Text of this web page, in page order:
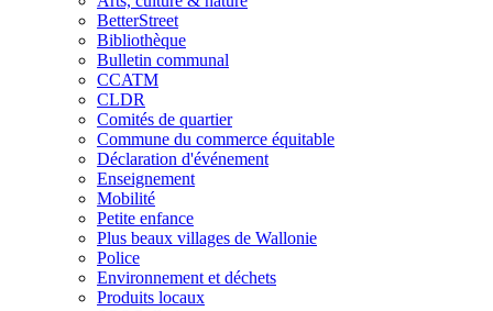
BetterStreet
Bibliothèque
Bulletin communal
CCATM
CLDR
Comités de quartier
Commune du commerce équitable
Déclaration d'événement
Enseignement
Mobilité
Petite enfance
Plus beaux villages de Wallonie
Police
Environnement et déchets
Produits locaux